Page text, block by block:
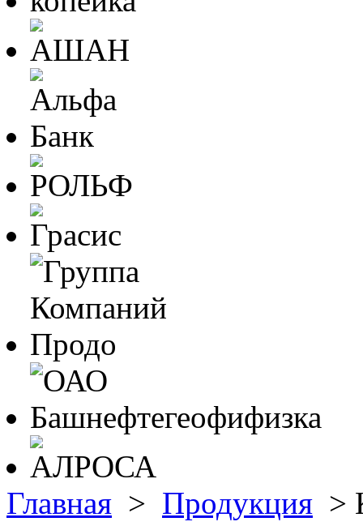
Главная > Продукция >